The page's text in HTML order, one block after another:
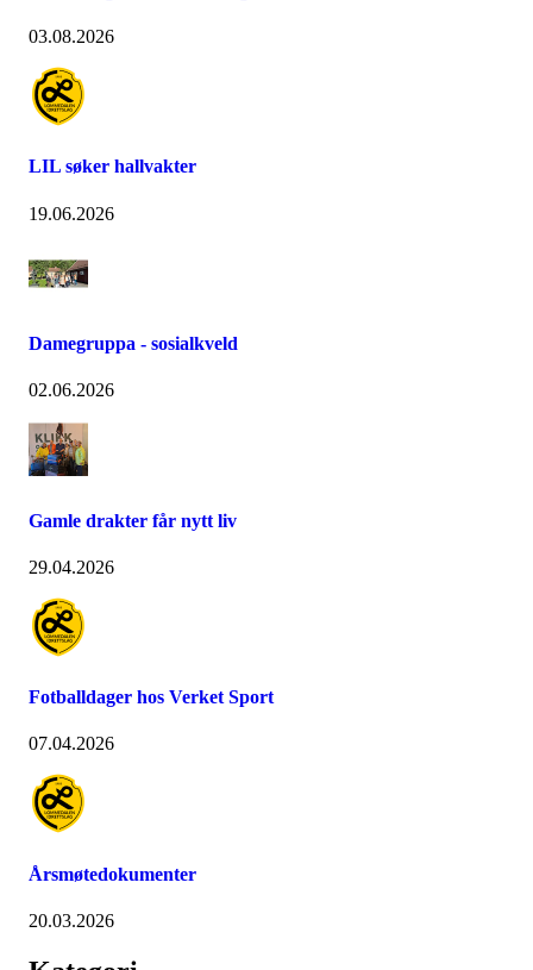
03.08.2026
LIL søker hallvakter
19.06.2026
Damegruppa - sosialkveld
02.06.2026
Gamle drakter får nytt liv
29.04.2026
Fotballdager hos Verket Sport
07.04.2026
Årsmøtedokumenter
20.03.2026